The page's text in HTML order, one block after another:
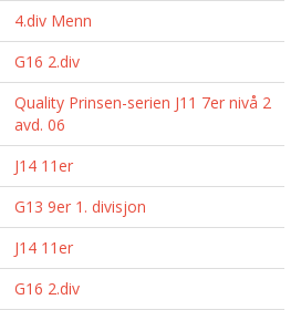
4.div Menn
G16 2.div
Quality Prinsen-serien J11 7er nivå 2
avd. 06
J14 11er
G13 9er 1. divisjon
J14 11er
G16 2.div